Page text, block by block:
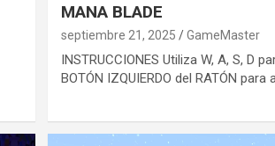
MANA BLADE
septiembre 21, 2025 GameMaster
INSTRUCCIONES Utiliza W, A, S, D
BOTÓN IZQUIERDO del RATÓN para